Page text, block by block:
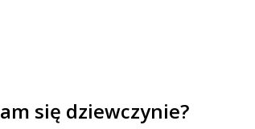
się dziewczynie?